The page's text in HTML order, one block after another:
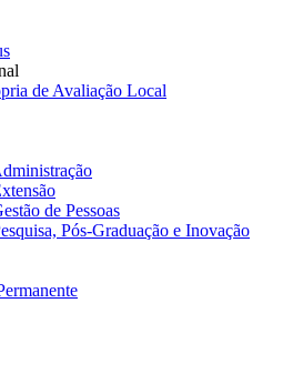
de Avaliação Local
de Pessoas
Pós-Graduação e Inovação